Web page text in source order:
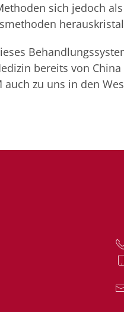
sich jedoch
bereits von
zu uns in den